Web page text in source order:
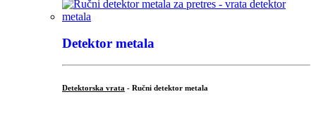
Detektor metala
Detektorska vrata - Ručni detektor metala